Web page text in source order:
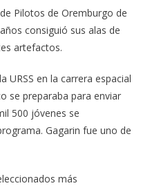
Pilotos de Oremburgo de
consiguió sus alas de
artefactos.
URSS en la carrera espacial
se preparaba para enviar
500 jóvenes se
Gagarin fue uno de
más